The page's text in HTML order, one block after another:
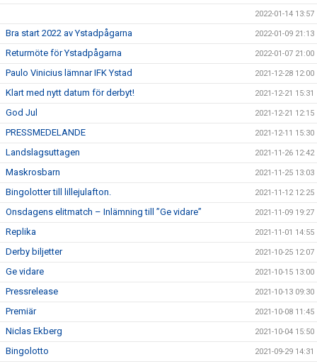
2022-01-14 13:57
Bra start 2022 av Ystadpågarna 2022-01-09 21:13
Returmöte för Ystadpågarna 2022-01-07 21:00
Paulo Vinicius lämnar IFK Ystad 2021-12-28 12:00
Klart med nytt datum för derbyt! 2021-12-21 15:31
God Jul 2021-12-21 12:15
PRESSMEDELANDE 2021-12-11 15:30
Landslagsuttagen 2021-11-26 12:42
Maskrosbarn 2021-11-25 13:03
Bingolotter till lillejulafton. 2021-11-12 12:25
Onsdagens elitmatch – Inlämning till ”Ge vidare” 2021-11-09 19:27
Replika 2021-11-01 14:55
Derby biljetter 2021-10-25 12:07
Ge vidare 2021-10-15 13:00
Pressrelease 2021-10-13 09:30
Premiär 2021-10-08 11:45
Niclas Ekberg 2021-10-04 15:50
Bingolotto 2021-09-29 14:31